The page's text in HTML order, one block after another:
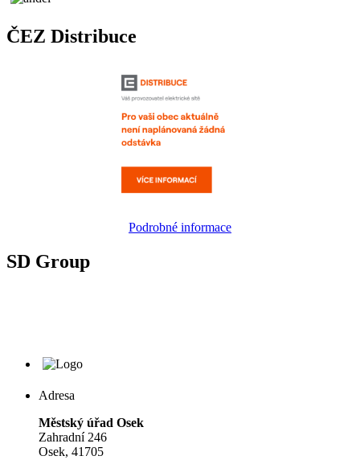
ČEZ Distribuce
Podrobné informace
SD Group
Adresa
Městský úřad Osek
Zahradní 246
Osek, 41705